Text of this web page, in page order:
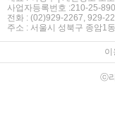
사업자등록번호 :210-25-
전화 : (02)929-2267, 929-
주소 : 서울시 성북구 종암1
이
ⓒ